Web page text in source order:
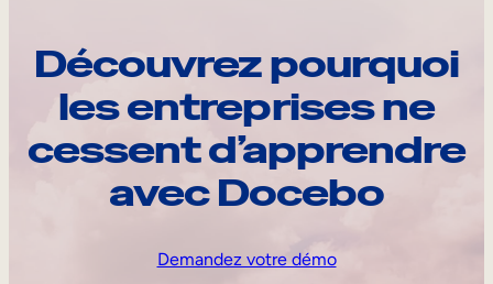
Découvrez pourquoi
les entreprises ne
cessent d’apprendre
avec Docebo
Demandez votre démo